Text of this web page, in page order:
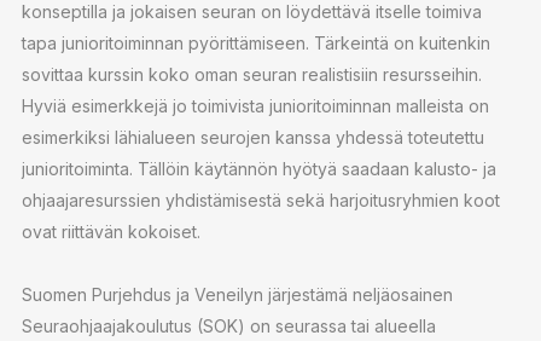
konseptilla ja jokaisen seuran on löydettävä itselle toimiva
tapa junioritoiminnan pyörittämiseen. Tärkeintä on kuitenkin
sovittaa kurssin koko oman seuran realistisiin resursseihin.
Hyviä esimerkkejä jo toimivista junioritoiminnan malleista on
esimerkiksi lähialueen seurojen kanssa yhdessä toteutettu
junioritoiminta. Tällöin käytännön hyötyä saadaan kalusto- ja
ohjaajaresurssien yhdistämisestä sekä harjoitusryhmien koot
ovat riittävän kokoiset.
Suomen Purjehdus ja Veneilyn järjestämä neljäosainen
Seuraohjaajakoulutus (SOK) on seurassa tai alueella